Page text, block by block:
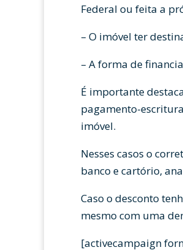
Federal ou feita a
– O imóvel ter
– A forma de
É importante
pagamento-
imóvel.
Nesses casos o
banco e cartório,
Caso o desconto
mesmo com uma
[activecampaign